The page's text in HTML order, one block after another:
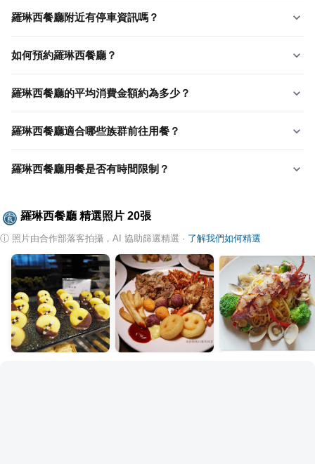
羅琳西餐廳附近有停車資訊嗎？
如何預約羅琳西餐廳？
羅琳西餐廳的平均消費金額約為多少？
羅琳西餐廳適合哪些族群前往用餐？
羅琳西餐廳用餐是否有時間限制？
羅琳西餐廳 精選照片 20張
ⓘ 照片由合作部落客拍攝，AI 協助篩選精選 · 了解我們如何精選